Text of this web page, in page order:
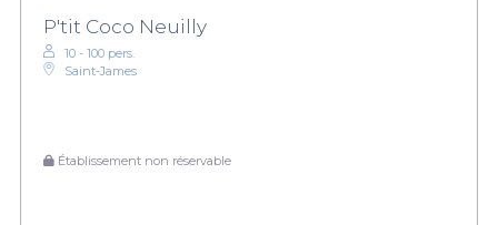
P'tit Coco Neuilly
10 - 100 pers.
Saint-James
Établissement non réservable